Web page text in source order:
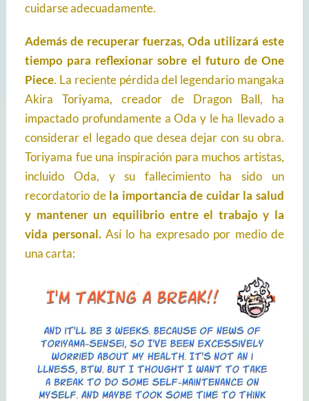
cuidarse adecuadamente.
Además de recuperar fuerzas, Oda utilizará este
tiempo para reflexionar sobre el futuro de One
Piece. La reciente pérdida del legendario mangaka
Akira Toriyama, creador de Dragon Ball, ha
impactado profundamente a Oda y le ha llevado a
considerar el legado que desea dejar con su obra.
Toriyama fue una inspiración para muchos artistas,
incluido Oda, y su fallecimiento ha sido un
recordatorio de la importancia de cuidar la salud
y mantener un equilibrio entre el trabajo y la
vida personal.Así lo ha expresado por medio de
una carta: